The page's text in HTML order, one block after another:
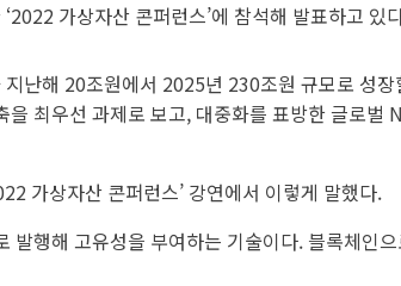
가상자산 콘퍼런스’에 참석해 발표하고 있
난해 20조원에서 2025년 230조원 규모로 성
최우선 과제로 보고, 대중화를 표방한 글로벌
가상자산 콘퍼런스’ 강연에서 이렇게 말했다.
행해 고유성을 부여하는 기술이다. 블록체인